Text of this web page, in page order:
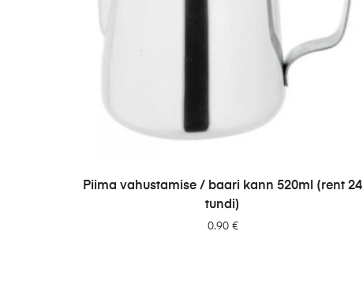
LISA PÄRINGUSSE
Piima vahustamise / baari kann 520ml (rent 24
tundi)
0.90 €